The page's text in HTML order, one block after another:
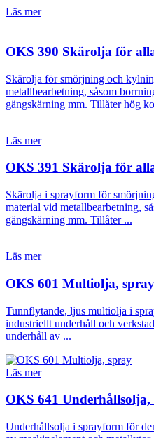
Läs mer
OKS 390 Skärolja för
Skärolja för smörjning och
metallbearbetning, såsom
gängskärning mm. Tillåter hög
Läs mer
OKS 391 Skärolja för
Skärolja i sprayform för
material vid metallbearbetning,
gängskärning mm. Tillåter ...
Läs mer
OKS 601 Multiolja, spray
Tunnflytande, ljus multiolja i
industriellt underhåll och
underhåll av ...
Läs mer
OKS 641 Underhållsolja,
Underhållsolja i sprayform för